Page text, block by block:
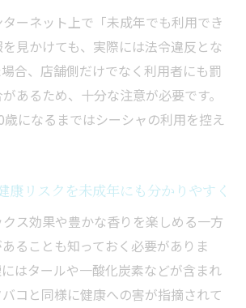
ーネット上で「未成年でも利用でき
見かけても、実際には法令違反とな
合、店舗側だけでなく利用者にも罰
あるため、十分な注意が必要です。
になるまではシーシャの利用を控え
康リスクを未成年にも分かりやすく
ス効果や豊かな香りを楽しめる一方
ることも知っておく必要がありま
はタールや一酸化炭素などが含まれ
コと同様に健康への害が指摘されて